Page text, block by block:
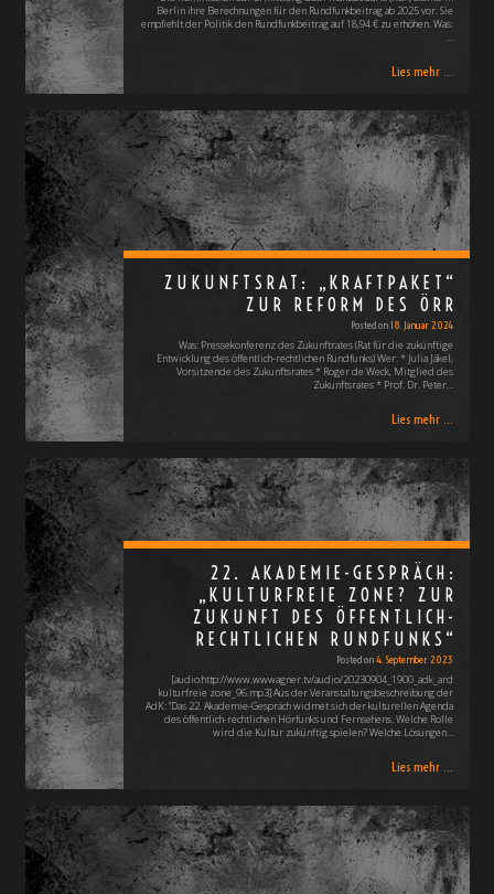
Berlin ihre Berechnungen für den Rundfunkbeitrag ab 2025 vor. Sie
empfiehlt der Politik den Rundfunkbeitrag auf 18,94 € zu erhöhen. Was:
…
Lies mehr ...
ZUKUNFTSRAT: „KRAFTPAKET“
ZUR REFORM DES ÖRR
Posted on 18. Januar 2024
Was: Pressekonferenz des Zukunftrates (Rat für die zukünftige
Entwicklung des öffentlich-rechtlichen Rundfunks) Wer: * Julia Jäkel,
Vorsitzende des Zukunftsrates * Roger de Weck, Mitglied des
Zukunftsrates * Prof. Dr. Peter…
Lies mehr ...
22. AKADEMIE-GESPRÄCH:
„KULTURFREIE ZONE? ZUR
ZUKUNFT DES ÖFFENTLICH-
RECHTLICHEN RUNDFUNKS“
Posted on4. September 2023
[audio:http://www.wwwagner.tv/audio/20230904_1900_adk_ard
kulturfreie zone_96.mp3] Aus der Veranstaltungsbeschreibung der
AdK: "Das 22. Akademie-Gespräch widmet sich der kulturellen Agenda
des öffentlich-rechtlichen Hörfunks und Fernsehens. Welche Rolle
wird die Kultur zukünftig spielen? Welche Lösungen…
Lies mehr ...